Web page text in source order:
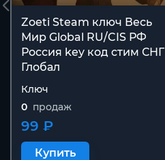
Zoeti Steam ключ Весь
Мир Global RU/CIS РФ
Россия key код cтим СНГ
Глобал
Ключ
0 продаж
99 ₽
Купить